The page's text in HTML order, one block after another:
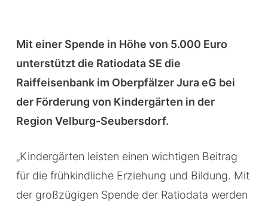
Mit einer Spende in Höhe von 5.000 Euro
unterstützt die Ratiodata SE die
Raiffeisenbank im Oberpfälzer Jura eG bei
der Förderung von Kindergärten in der
Region Velburg-Seubersdorf.
„Kindergärten leisten einen wichtigen Beitrag
für die frühkindliche Erziehung und Bildung. Mit
der großzügigen Spende der Ratiodata werden